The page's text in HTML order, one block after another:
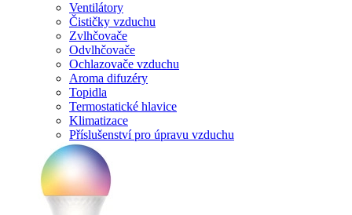
Ventilátory
Čističky vzduchu
Zvlhčovače
Odvlhčovače
Ochlazovače vzduchu
Aroma difuzéry
Topidla
Termostatické hlavice
Klimatizace
Příslušenství pro úpravu vzduchu